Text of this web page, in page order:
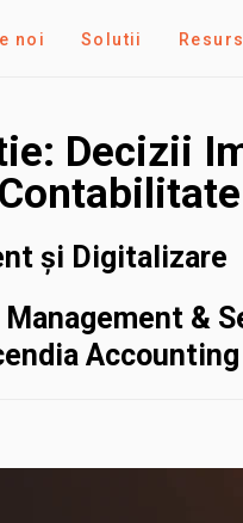
noi Solutii
Decizii
și Digitalizare
Management &